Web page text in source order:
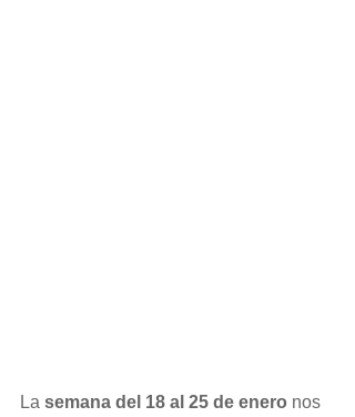
La semana del 18 al 25 de enero nos